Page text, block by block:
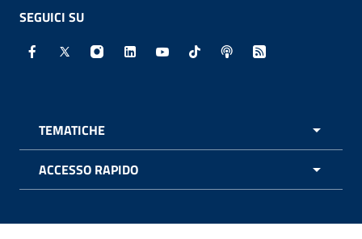
SEGUICI SU
Facebook - Sito esterno - Apertura in nuova finestra
X - Sito esterno - Apertura in nuova finestra
Instagram - Sito esterno - Apertura in
Linkedin - Sito esterno - Apertura in
Youtube - Sito esterno -
TikTok - Sito esterno -
Spreaker - Sito
Feed RSS -
TEMATICHE
ACCESSO RAPIDO